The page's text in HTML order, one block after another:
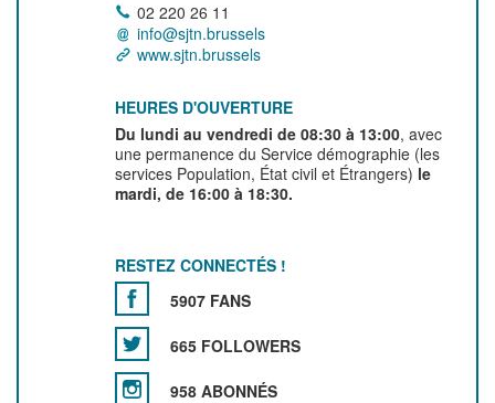
02 220 26 11
info@sjtn.brussels
www.sjtn.brussels
HEURES D'OUVERTURE
Du lundi au vendredi de 08:30 à 13:00, avec
une permanence du Service démographie (les
services Population, État civil et Étrangers) le
mardi, de 16:00 à 18:30.
RESTEZ CONNECTÉS !
5907 FANS
665 FOLLOWERS
958 ABONNÉS